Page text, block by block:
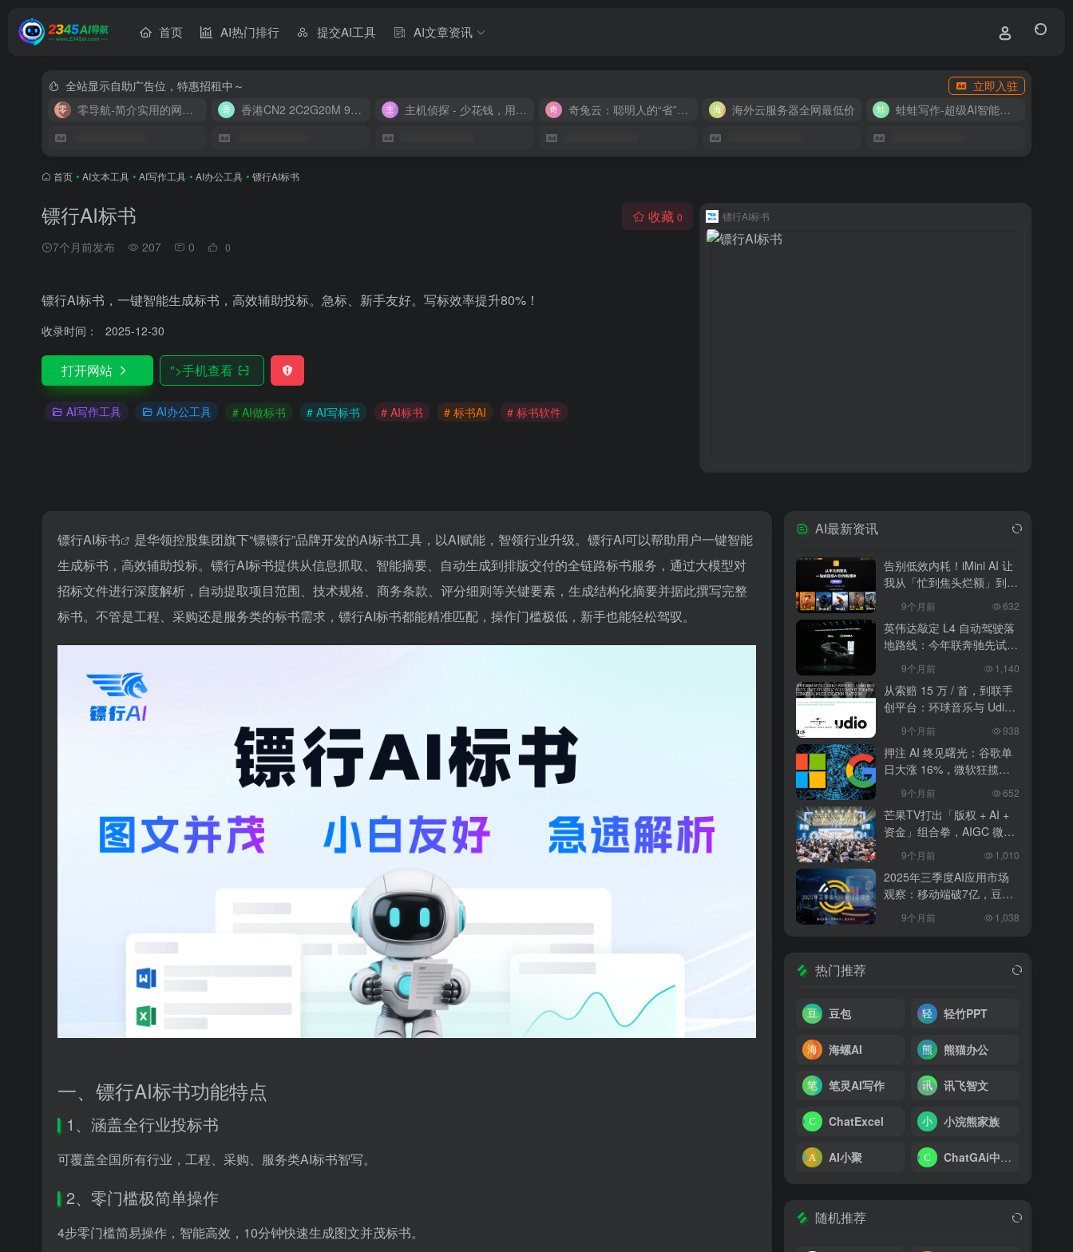
首页 AI热门排行 提交AI工具 AI文章资讯
全站显示自助广告位，特惠招租中～
立即入驻
零导航-简介实用的网址导航
香港CN2 2C2G20M 9.9/月 主机侦探 - 少花钱，用好云 奇兔云：聪明人的“省”钱计划！ 海外云服务器全网最低价 蛙蛙写作-超级AI智能写作助手
首页 • AI文本工具 • AI写作工具 • AI办公工具 • 镖行AI标书
镖行AI标书
7个月前发布 207 0 0
收藏 0
镖行AI标书，一键智能生成标书，高效辅助投标。急标、新手友好。写标效率提升80%！
收录时间： 2025-12-30
打开网站 ">手机查看
AI写作工具 AI办公工具 # AI做标书 # AI写标书 # AI标书 # 标书AI # 标书软件
镖行AI标书
镖行AI标书
是华领控股集团旗下“镖镖行”品牌开发的AI标书工具，以AI赋能，智领行业升级。镖行AI可以帮助用户一键智能
生成标书，高效辅助投标。镖行AI标书提供从信息抓取、智能摘要、自动生成到排版交付的全链路标书服务，通过大模型对
招标文件进行深度解析，自动提取项目范围、技术规格、商务条款、评分细则等关键要素，生成结构化摘要并据此撰写完整
标书。不管是工程、采购还是服务类的标书需求，镖行AI标书都能精准匹配，操作门槛极低，新手也能轻松驾驭。
一、镖行AI标书功能特点
1、涵盖全行业投标书
可覆盖全国所有行业，工程、采购、服务类AI标书智写。
2、零门槛极简单操作
4步零门槛简易操作，智能高效，10分钟快速生成图文并茂标书。
AI最新资讯
告别低效内耗！iMini AI 让
我从「忙到焦头烂额」到
「下班准时打卡」
9个月前 632
英伟达敲定 L4 自动驾驶落
地路线：今年联奔驰先试
水，2027 年 10 万辆无人
出租上路
9个月前 1,140
从索赔 15 万 / 首，到联手
创平台：环球音乐与 Udio
和解，改写 AI 音乐行业规
9个月前 938
押注 AI 终见曙光：谷歌单
日大涨 16%，微软狂揽
18%，科技巨头的 “苦熬与
9个月前 652
芒果TV打出「版权 + AI +
资金」组合拳，AIGC 微短
剧行业将迎洗牌？
9个月前 1,010
2025年三季度AI应用市场
观察：移动端破7亿，豆包
异军突起
9个月前 1,038
热门推荐
豆包 轻竹PPT
海螺AI 熊猫办公
笔灵AI写作 讯飞智文
ChatExcel 小浣熊家族
AI小聚 ChatGAi中文版
随机推荐